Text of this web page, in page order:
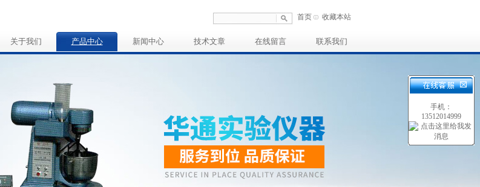
首页 收藏本站
关于我们 产品中心 新闻中心 技术文章 在线留言 联系我们
手机：
13512014999